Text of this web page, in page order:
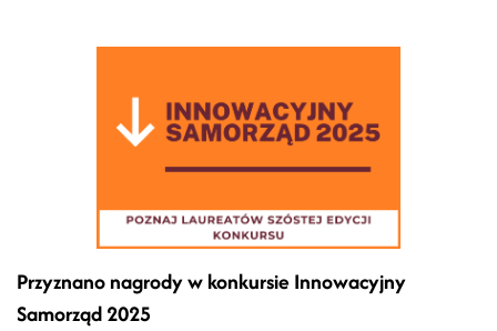
Przyznano nagrody w konkursie Innowacyjny
Samorząd 2025